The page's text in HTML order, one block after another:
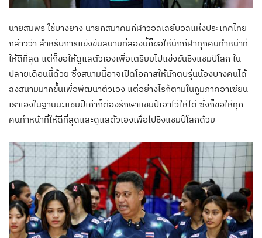
นายสมพร ใช้บางยาง นายกสมาคมกีฬาวอลเลย์บอลแห่งประเทศไทย
กล่าวว่า สำหรับการแข่งขันสนามที่สองนี้ก็ขอให้นักกีฬาทุกคนทำหน้าที่
ให้ดีที่สุด แต่ก็ขอให้ดูแลตัวเองเพื่อเตรียมไปแข่งขันชิงแชมป์โลก ใน
ปลายเดือนนี้ด้วย ซึ่งสนามนี้อาจเปิดโอกาสให้นักตบรุ่นน้องบางคนได้
ลงสนามมากขึ้นเพื่อพัฒนาตัวเอง แต่อย่างไรก็ตามในภูมิภาคอาเซียน
เราเองในฐานนะแชมป์เก่าก็ต้องรักษาแชมป์เอาไว้ให้ได้ ซึ่งก็ขอให้ทุก
คนทำหน้าที่ให้ดีที่สุดและดูแลตัวเองเพื่อไปชิงแชมป์โลกด้วย